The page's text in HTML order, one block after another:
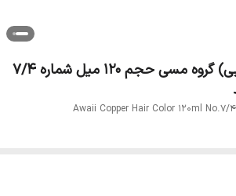
رنگ مو آوایی (ئاوایی) گروه مسی حجم 120 میل شماره 7/4
Awaii Copper Hair Color 120ml No.7/